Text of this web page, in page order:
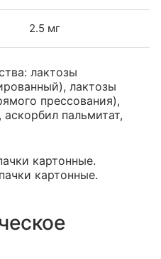
2.5 мг
лактозы
лактозы
прессования),
пальмитат,
картонные.
картонные.